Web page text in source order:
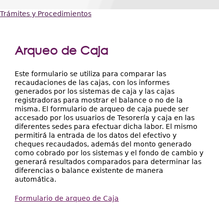
Investigación
Extensión
Facultades
Centros Regionales
Servicios
Internacional
Transparencia
Trámites y Procedimientos
Arqueo de Caja
Este formulario se utiliza para comparar las
recaudaciones de las cajas, con los informes
generados por los sistemas de caja y las cajas
registradoras para mostrar el balance o no de la
misma. El formulario de arqueo de caja puede ser
accesado por los usuarios de Tesorería y caja en las
diferentes sedes para efectuar dicha labor. El mismo
permitirá la entrada de los datos del efectivo y
cheques recaudados, además del monto generado
como cobrado por los sistemas y el fondo de cambio y
generará resultados comparados para determinar las
diferencias o balance existente de manera
automática.
Formulario de arqueo de Caja